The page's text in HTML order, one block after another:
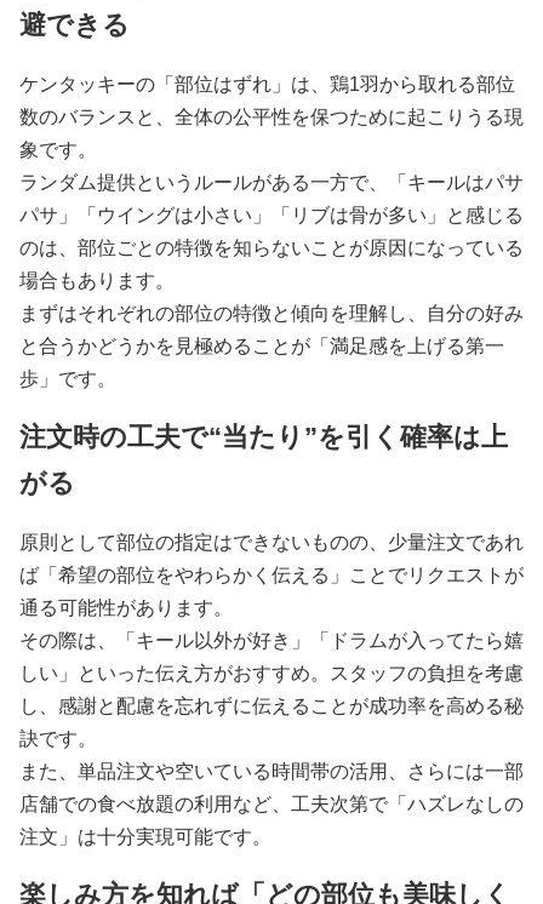
避できる
ケンタッキーの「部位はずれ」は、鶏1羽から取れる部位
数のバランスと、全体の公平性を保つために起こりうる現
象です。
ランダム提供というルールがある一方で、「キールはパサ
パサ」「ウイングは小さい」「リブは骨が多い」と感じる
のは、部位ごとの特徴を知らないことが原因になっている
場合もあります。
まずはそれぞれの部位の特徴と傾向を理解し、自分の好み
と合うかどうかを見極めることが「満足感を上げる第一
歩」です。
注文時の工夫で“当たり”を引く確率は上
がる
原則として部位の指定はできないものの、少量注文であれ
ば「希望の部位をやわらかく伝える」ことでリクエストが
通る可能性があります。
その際は、「キール以外が好き」「ドラムが入ってたら嬉
しい」といった伝え方がおすすめ。スタッフの負担を考慮
し、感謝と配慮を忘れずに伝えることが成功率を高める秘
訣です。
また、単品注文や空いている時間帯の活用、さらには一部
店舗での食べ放題の利用など、工夫次第で「ハズレなしの
注文」は十分実現可能です。
楽しみ方を知れば「どの部位も美味しく